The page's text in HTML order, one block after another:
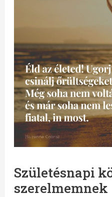
Születésnapi
szerelmemnek